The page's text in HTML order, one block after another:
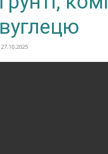
вуглецю
27.10.2025